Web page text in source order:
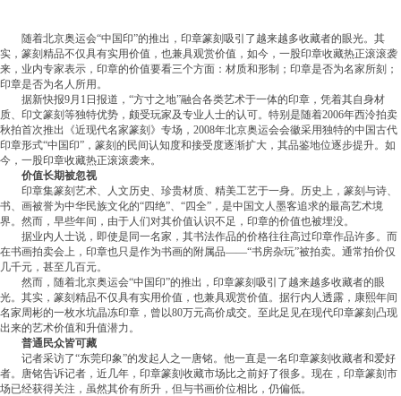
随着北京奥运会“中国印”的推出，印章篆刻吸引了越来越多收藏者的眼光。其
实，篆刻精品不仅具有实用价值，也兼具观赏价值，如今，一股印章收藏热正滚滚袭
来，业内专家表示，印章的价值要看三个方面：材质和形制；印章是否为名家所刻；
印章是否为名人所用。
据新快报9月1日报道，“方寸之地”融合各类艺术于一体的印章，凭着其自身材
质、印文篆刻等独特优势，颇受玩家及专业人士的认可。特别是随着2006年西泠拍卖
秋拍首次推出《近现代名家篆刻》专场，2008年北京奥运会会徽采用独特的中国古代
印章形式“中国印”，篆刻的民间认知度和接受度逐渐扩大，其品鉴地位逐步提升。如
今，一股印章收藏热正滚滚袭来。
价值长期被忽视
印章集篆刻艺术、人文历史、珍贵材质、精美工艺于一身。历史上，篆刻与诗、
书、画被誉为中华民族文化的“四绝”、“四全”，是中国文人墨客追求的最高艺术境
界。然而，早些年间，由于人们对其价值认识不足，印章的价值也被埋没。
据业内人士说，即使是同一名家，其书法作品的价格往往高过印章作品许多。而
在书画拍卖会上，印章也只是作为书画的附属品——“书房杂玩”被拍卖。通常拍价仅
几千元，甚至几百元。
然而，随着北京奥运会“中国印”的推出，印章篆刻吸引了越来越多收藏者的眼
光。其实，篆刻精品不仅具有实用价值，也兼具观赏价值。据行内人透露，康熙年间
名家周彬的一枚水坑晶冻印章，曾以80万元高价成交。至此足见在现代印章篆刻凸现
出来的艺术价值和升值潜力。
普通民众皆可藏
记者采访了“东莞印象”的发起人之一唐铭。他一直是一名印章篆刻收藏者和爱好
者。唐铭告诉记者，近几年，印章篆刻收藏市场比之前好了很多。现在，印章篆刻市
场已经获得关注，虽然其价有所升，但与书画价位相比，仍偏低。